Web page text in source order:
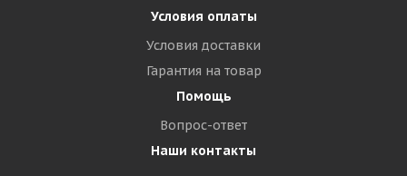
Условия оплаты
Условия доставки
Гарантия на товар
Помощь
Вопрос-ответ
Наши контакты